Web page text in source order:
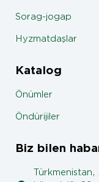
Sorag-jogap
Hyzmatdaşlar
Katalog
Önümler
Öndürijiler
Biz bilen